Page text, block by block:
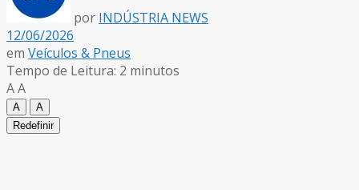
por INDÚSTRIA NEWS
12/06/2026
em Veículos & Pneus
Tempo de Leitura: 2 minutos
AA
A
A
Redefinir